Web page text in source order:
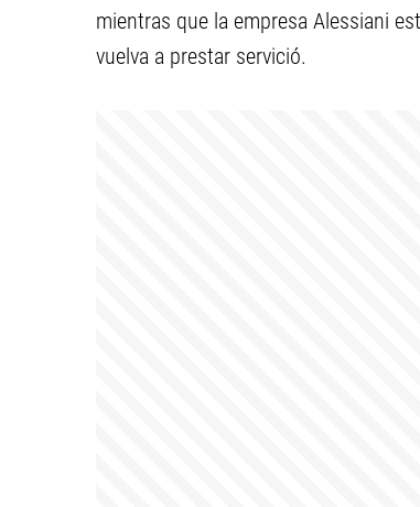
mientras que la empresa Alessiani
vuelva a prestar servició.